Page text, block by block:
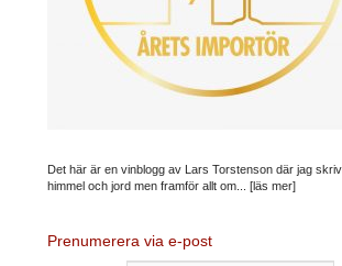
Det här är en vinblogg av Lars Torstenson där jag
himmel och jord men framför allt om... [läs mer]
Prenumerera via e-post